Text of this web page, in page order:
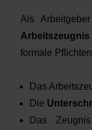
Als
formale
Das
Die
Das